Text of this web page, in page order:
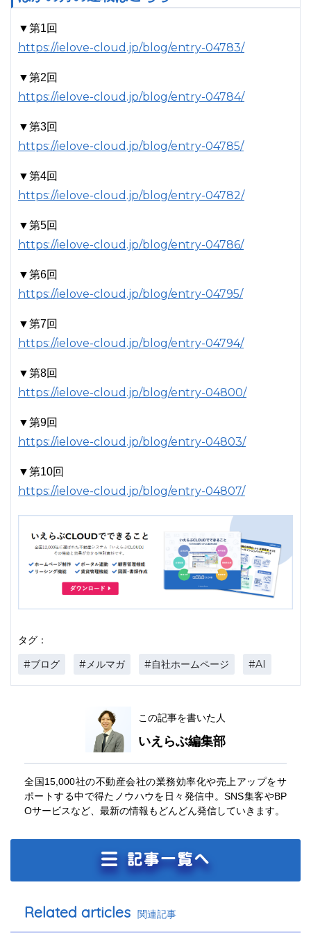
▼第1回
https://ielove-cloud.jp/blog/entry-04783/
▼第2回
https://ielove-cloud.jp/blog/entry-04784/
▼第3回
https://ielove-cloud.jp/blog/entry-04785/
▼第4回
https://ielove-cloud.jp/blog/entry-04782/
▼第5回
https://ielove-cloud.jp/blog/entry-04786/
▼第6回
https://ielove-cloud.jp/blog/entry-04795/
▼第7回
https://ielove-cloud.jp/blog/entry-04794/
▼第8回
https://ielove-cloud.jp/blog/entry-04800/
▼第9回
https://ielove-cloud.jp/blog/entry-04803/
▼第10回
https://ielove-cloud.jp/blog/entry-04807/
タグ：
#ブログ #メルマガ #自社ホームページ #AI
この記事を書いた人
いえらぶ編集部
全国15,000社の不動産会社の業務効率化や売上アップをサ
ポートする中で得たノウハウを日々発信中。SNS集客やBP
Oサービスなど、最新の情報もどんどん発信していきます。
Related articles 関連記事